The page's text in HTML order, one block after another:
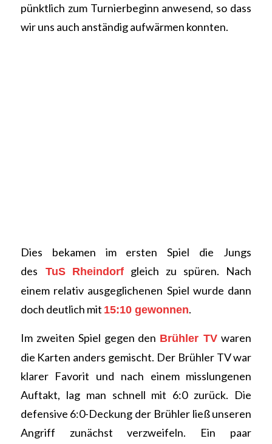
pünktlich zum Turnierbeginn anwesend, so dass
wir uns auch anständig aufwärmen konnten.
Dies bekamen im ersten Spiel die Jungs
des TuS Rheindorfgleich zu spüren. Nach
einem relativ ausgeglichenen Spiel wurde dann
doch deutlich mit 15:10 gewonnen.
Im zweiten Spiel gegen den Brühler TV waren
die Karten anders gemischt. Der Brühler TV war
klarer Favorit und nach einem misslungenen
Auftakt, lag man schnell mit 6:0 zurück. Die
defensive 6:0-Deckung der Brühler ließ unseren
Angriff zunächst verzweifeln. Ein paar